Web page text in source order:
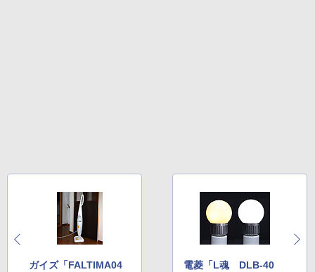
ガイズ「FALTIMA04
電菱「L魂 DLB-40